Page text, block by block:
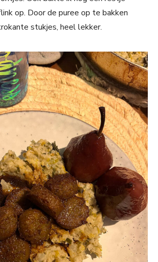
op. Door de puree op te bakken
stukjes, heel lekker.